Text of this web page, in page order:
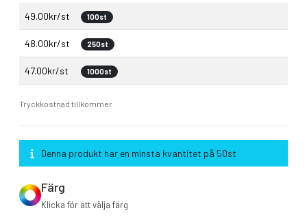
49.00kr/st 100st
48.00kr/st 250st
47.00kr/st 1000st
Tryckkostnad tillkommer
Denna produkt har en minsta kvantitet på 50st
Färg
Klicka för att välja färg